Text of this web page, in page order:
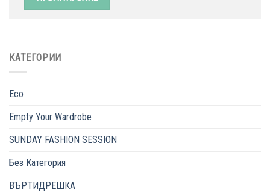
КАТЕГОРИИ
Eco
Empty Your Wardrobe
SUNDAY FASHION SESSION
Без Категория
ВЪРТИДРЕШКА